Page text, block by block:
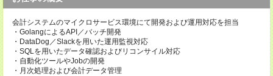
会計システムのマイクロサービス環境にて開発および運用対応を担当
・GolangによるAPI／バッチ開発
・DataDog／Slackを用いた運用監視対応
・SQLを用いたデータ確認およびリコンサイル対応
・自動化ツールやJobの開発
・月次処理および会計データ管理